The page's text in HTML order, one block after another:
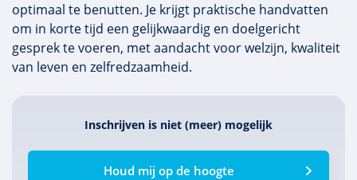
optimaal te benutten. Je krijgt praktische handvatten
om in korte tijd een gelijkwaardig en doelgericht
gesprek te voeren, met aandacht voor welzijn, kwaliteit
van leven en zelfredzaamheid.
Inschrijven is niet (meer) mogelijk
Houd mij op de hoogte